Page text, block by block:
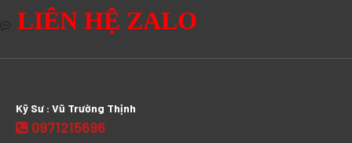
LIÊN HỆ ZALO
Kỹ Sư : Vũ Trường Thịnh
0971215696